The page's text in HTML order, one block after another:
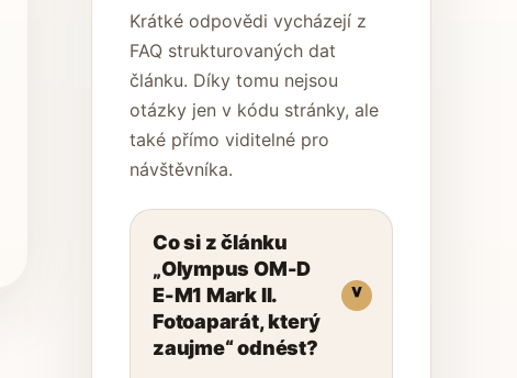
Krátké odpovědi vycházejí z
FAQ strukturovaných dat
článku. Díky tomu nejsou
otázky jen v kódu stránky, ale
také přímo viditelné pro
návštěvníka.
Co si z článku
„Olympus OM-D
E-M1 Mark II.
Fotoaparát, který
zaujme“ odnést?